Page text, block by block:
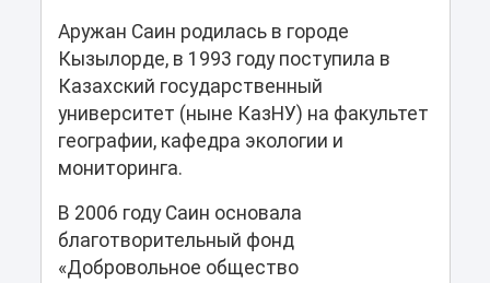
Аружан Саин родилась в городе
Кызылорде, в 1993 году поступила в
Казахский государственный
университет (ныне КазНУ) на факультет
географии, кафедра экологии и
мониторинга.
В 2006 году Саин основала
благотворительный фонд
«Добровольное общество